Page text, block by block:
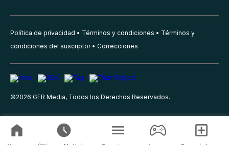
Política de privacidad Términos y condiciones
Términos y
condiciones del suscriptor
Correcciones
©2026 GFR Media, Todos los Derechos Reservados.